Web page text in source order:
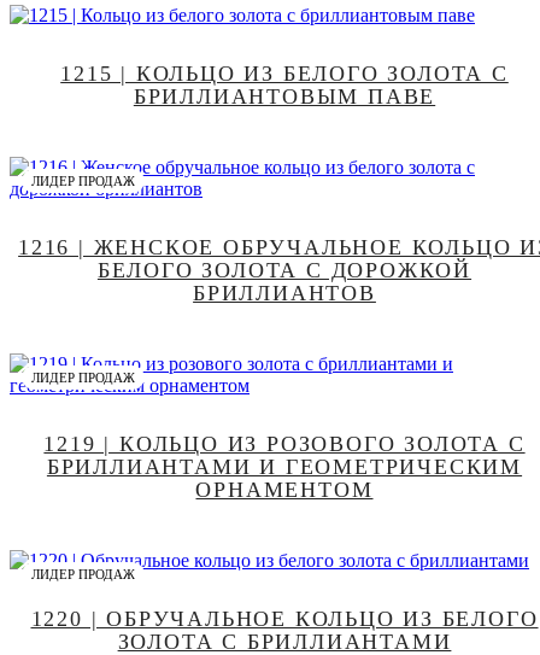
1215 | КОЛЬЦО ИЗ БЕЛОГО ЗОЛОТА С
БРИЛЛИАНТОВЫМ ПАВЕ
ЛИДЕР ПРОДАЖ
1216 | ЖЕНСКОЕ ОБРУЧАЛЬНОЕ КОЛЬЦО
БЕЛОГО ЗОЛОТА С ДОРОЖКОЙ
БРИЛЛИАНТОВ
ЛИДЕР ПРОДАЖ
1219 | КОЛЬЦО ИЗ РОЗОВОГО ЗОЛОТА С
БРИЛЛИАНТАМИ И ГЕОМЕТРИЧЕСКИМ
ОРНАМЕНТОМ
ЛИДЕР ПРОДАЖ
1220 | ОБРУЧАЛЬНОЕ КОЛЬЦО ИЗ БЕЛОГО
ЗОЛОТА С БРИЛЛИАНТАМИ